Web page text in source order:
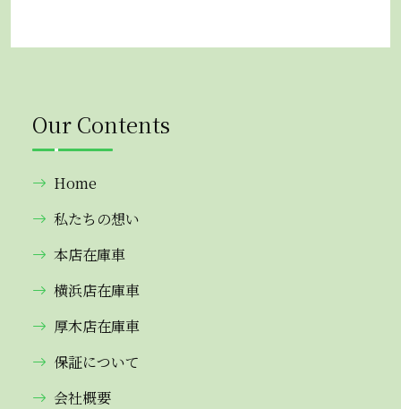
Our Contents
Home
私たちの想い
本店在庫車
横浜店在庫車
厚木店在庫車
保証について
会社概要